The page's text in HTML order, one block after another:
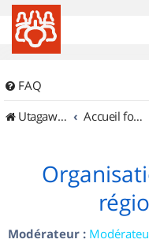
FAQ
UtagawaVTT (Randos VTT et VTTAE avec traces GPS)
Accueil forum
Modérateur :